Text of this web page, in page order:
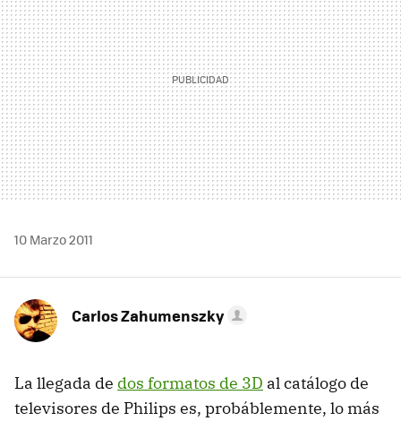
10 Marzo 2011
Carlos Zahumenszky
La llegada de dos formatos de 3D al catálogo de
televisores de Philips es, probáblemente, lo más